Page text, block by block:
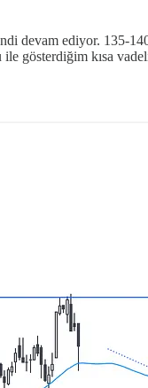
devam ediyor. 135-
gösterdiğim kısa